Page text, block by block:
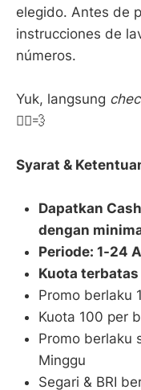
elegido. Antes de
instrucciones de
números.
Yuk, langsung
🏃‍♂️💨
Syarat &
Dapatkan
dengan
Periode: 1-24
Kuota terbatas
Promo berlaku
Kuota 100 per
Promo berlaku
Minggu
Segari & BRI